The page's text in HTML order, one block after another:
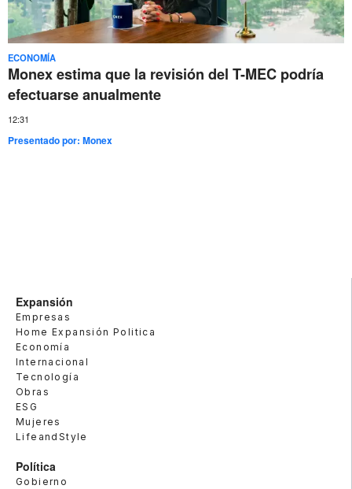
ECONOMÍA
Monex estima que la revisión del T-MEC podría
efectuarse anualmente
12:31
Presentado por:Monex
Expansión
Empresas
Home Expansión Politica
Economía
Internacional
Tecnología
Obras
ESG
Mujeres
LifeandStyle
Política
Gobierno